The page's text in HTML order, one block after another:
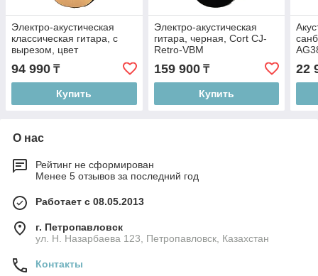
Электро-акустическая
классическая гитара, с
вырезом, цвет
натуральный, Cort CEC1-
OP
94 990 ₸
Купить
Электро-акустическая
гитара, черная, Cort CJ-
Retro-VBM
159 900₸
Купить
22
О нас
Рейтинг не сформирован
Менее 5 отзывов за последний год
Работает с 08.05.2013
г. Петропавловск
ул. Н. Назарбаева 123, Петропавловск, Казахстан
Контакты